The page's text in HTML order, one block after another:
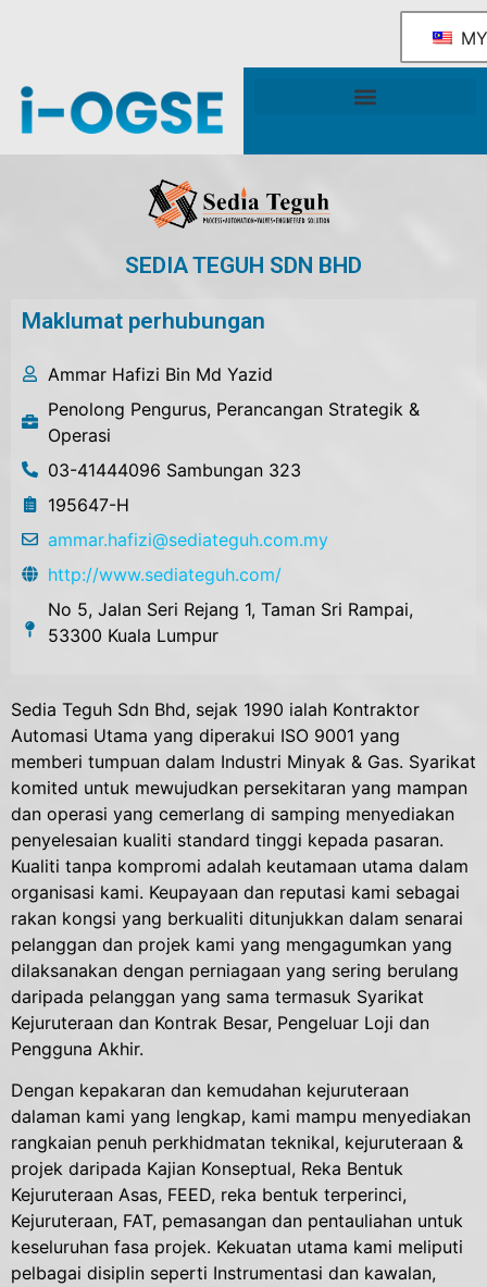
MY
SEDIA TEGUH SDN BHD
Maklumat perhubungan
Ammar Hafizi Bin Md Yazid
Penolong Pengurus, Perancangan Strategik &
Operasi
03-41444096 Sambungan 323
195647-H
ammar.hafizi@sediateguh.com.my
http://www.sediateguh.com/
No 5, Jalan Seri Rejang 1, Taman Sri Rampai,
53300 Kuala Lumpur
Sedia Teguh Sdn Bhd, sejak 1990 ialah Kontraktor
Automasi Utama yang diperakui ISO 9001 yang
memberi tumpuan dalam Industri Minyak & Gas. Syarikat
komited untuk mewujudkan persekitaran yang mampan
dan operasi yang cemerlang di samping menyediakan
penyelesaian kualiti standard tinggi kepada pasaran.
Kualiti tanpa kompromi adalah keutamaan utama dalam
organisasi kami. Keupayaan dan reputasi kami sebagai
rakan kongsi yang berkualiti ditunjukkan dalam senarai
pelanggan dan projek kami yang mengagumkan yang
dilaksanakan dengan perniagaan yang sering berulang
daripada pelanggan yang sama termasuk Syarikat
Kejuruteraan dan Kontrak Besar, Pengeluar Loji dan
Pengguna Akhir.
Dengan kepakaran dan kemudahan kejuruteraan
dalaman kami yang lengkap, kami mampu menyediakan
rangkaian penuh perkhidmatan teknikal, kejuruteraan &
projek daripada Kajian Konseptual, Reka Bentuk
Kejuruteraan Asas, FEED, reka bentuk terperinci,
Kejuruteraan, FAT, pemasangan dan pentauliahan untuk
keseluruhan fasa projek. Kekuatan utama kami meliputi
pelbagai disiplin seperti Instrumentasi dan kawalan,